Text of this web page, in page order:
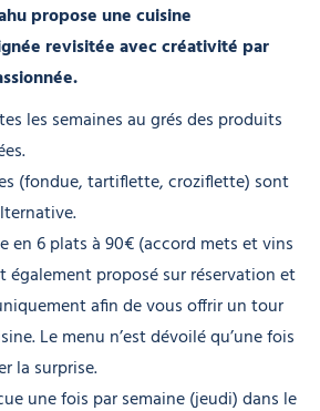
propose une cuisine
revisitée avec créativité par
les semaines au grés des produits
(fondue, tartiflette, croziflette) sont
en 6 plats à 90€ (accord mets et vins
également proposé sur réservation et
afin de vous offrir un tour
Le menu n’est dévoilé qu’une fois
la surprise.
une fois par semaine (jeudi) dans le